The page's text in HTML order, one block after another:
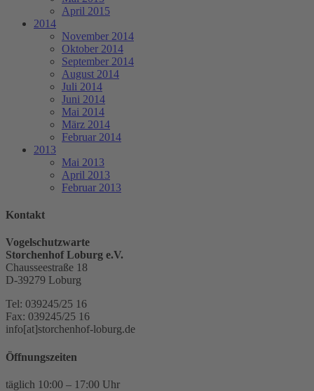
April 2015
2014
November 2014
Oktober 2014
September 2014
August 2014
Juli 2014
Juni 2014
Mai 2014
März 2014
Februar 2014
2013
Mai 2013
April 2013
Februar 2013
Kontakt
Vogelschutzwarte
Storchenhof Loburg e.V.
Chausseestraße 18
D-39279 Loburg
Tel: 039245/25 16
Fax: 039245/25 16
info[at]storchenhof-loburg.de
Öffnungszeiten
täglich 10:00 – 17:00 Uhr